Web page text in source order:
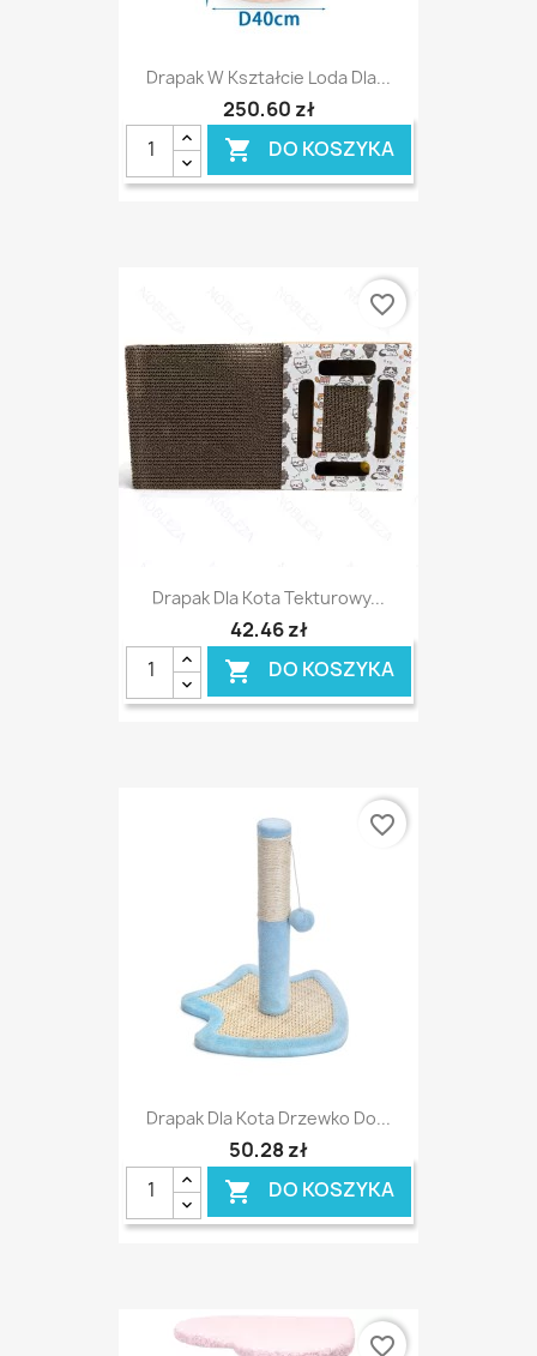
Drapak W Kształcie Loda Dla...
250,60 zł
 DO KOSZYKA
Drapak Dla Kota Tekturowy...
42,46 zł
 DO KOSZYKA
favorite_border
Drapak Dla Kota Drzewko Do...
50,28 zł
 DO KOSZYKA
favorite_border
favorite_border